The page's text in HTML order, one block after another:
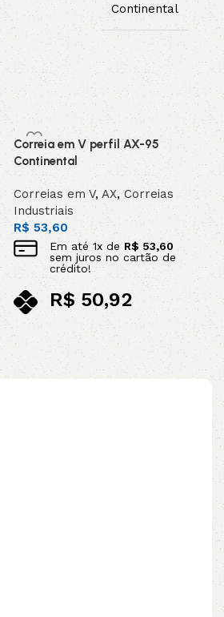
Continental
Correia em V perfil AX-95
Continental
Correias em V,AX,Correias
Industriais
R$ 53,60
Em até1x de R$ 53,60
sem juros no cartão de
crédito!
R$50,92
no pix
Adicionar ao carrinho